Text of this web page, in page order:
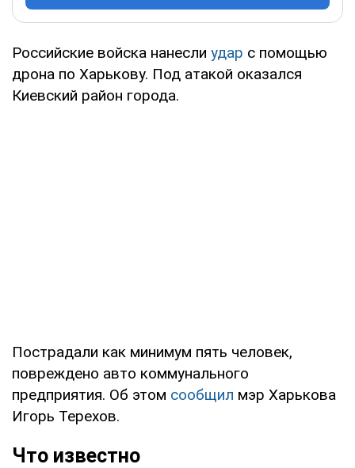
Российские войска нанесли удар с помощью
дрона по Харькову. Под атакой оказался
Киевский район города.
Пострадали как минимум пять человек,
повреждено авто коммунального
предприятия. Об этом сообщил мэр Харькова
Игорь Терехов.
Что известно